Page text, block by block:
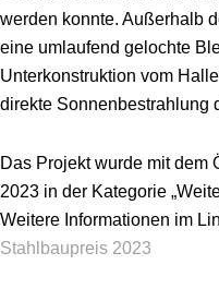
werden konnte. Außerhalb
eine umlaufend gelochte
Unterkonstruktion vom
direkte Sonnenbestrahlung
Das Projekt wurde mit dem
2023 in der Kategorie
Weitere Informationen im
Stahlbaupreis 2023